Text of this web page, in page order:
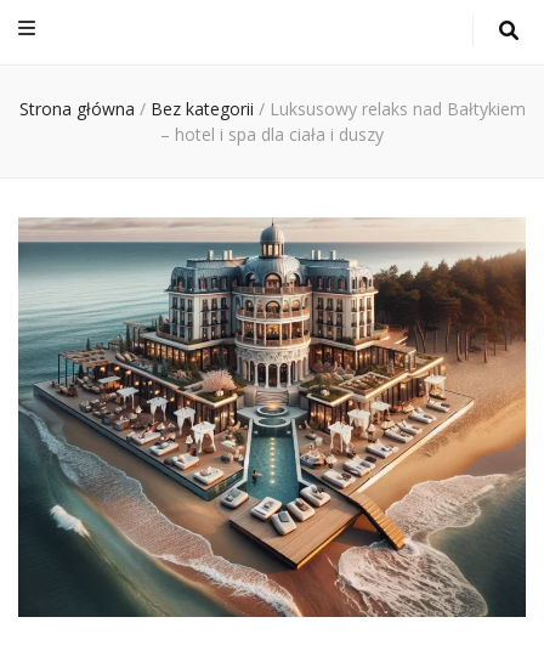
– Turystyka
Ciebie
Strona główna / Bez kategorii / Luksusowy relaks nad Bałtykiem
– hotel i spa dla ciała i duszy